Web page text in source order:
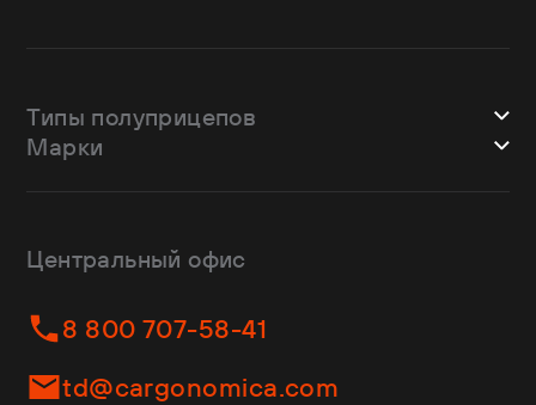
Типы полуприцепов
Шторные
Изотермы
Контейнеровозы
Самосвалы
Ломовозы
Марки
Dongfeng
Helfimmer
JAC
Kassbohrer
Центральный офис
8 800 707-58-41
td@cargonomica.com